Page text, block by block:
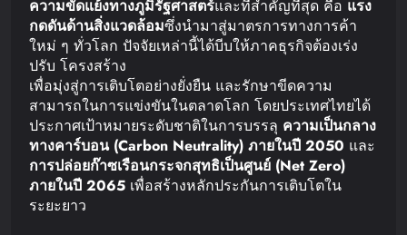
ความขัดแย้งทางภูมิรัฐศาสตร์และที่สำคัญที่สุด คือ แรง
กดดันด้านสิ่งแวดล้อมซึ่งนำมาสู่มาตรการทางการค้า
ใหม่ ๆ ทั่วโลก ปัจจัยเหล่านี้ได้บีบให้ภาคธุรกิจต้องเร่ง
ปรับ โครงสร้าง
เพื่อมุ่งสู่การเติบโตอย่างยั่งยืน และรักษาขีดความ
สามารถในการแข่งขันในตลาดโลก โดยประเทศไทยได้
ประกาศเป้าหมายระดับชาติในการบรรลุ ความเป็นกลาง
ทางคาร์บอน(Carbon Neutrality) ภายในปี 2050 และ
การปล่อยก๊าซเรือนกระจกสุทธิเป็นศูนย์ (Net Zero)
ภายในปี 2065 เพื่อสร้างหลักประกันการเติบโตใน
ระยะยาว